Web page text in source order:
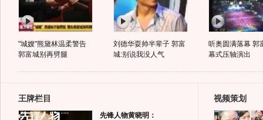
"城嫂"熊黛林温柔警告
郭富城别再劈腿
刘德华耍帅半辈子 郭富
城:别说我没人气
听奥圆满落幕 郭
幕式压轴演出
王牌栏目
先锋人物黄晓明：
视频策划